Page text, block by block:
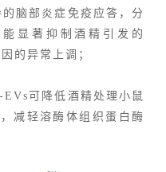
脑部炎症免疫应答，分
显著抑制酒精引发的
的异常上调；
可降低酒精处理小鼠
减轻溶酶体组织蛋白酶